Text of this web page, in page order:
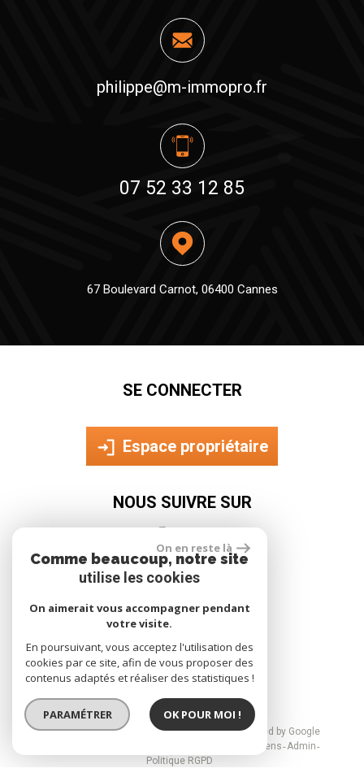
07 52 33 12 85
philippe@m-immopro.fr
67 Boulevard Carnot, 06400 Cannes
SE CONNECTER
Espace propriétaire
NOUS SUIVRE SUR
© 2026 | Tous droits réservés | Traduction powered by Google
Liens Admin
Politique RGPD
On en reste là
Comme beaucoup, notre site
utilise les cookies
On aimerait vous accompagner pendant
votre visite.
En poursuivant, vous acceptez l'utilisation des
cookies par ce site, afin de vous proposer des
contenus adaptés et réaliser des statistiques !
PARAMÉTRER OK POUR MOI !